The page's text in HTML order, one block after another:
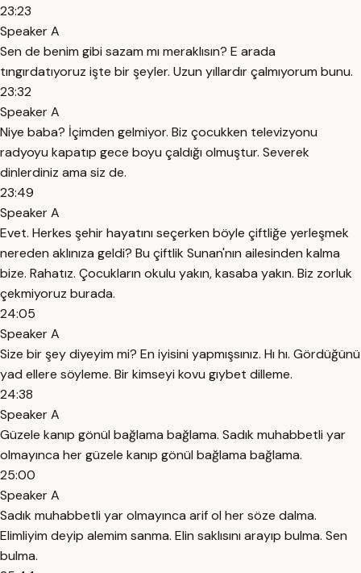
23:23
Speaker A
Sen de benim gibi sazam mı meraklısın? E arada
tıngırdatıyoruz işte bir şeyler. Uzun yıllardır çalmıyorum bunu.
23:32
Speaker A
Niye baba? İçimden gelmiyor. Biz çocukken televizyonu
radyoyu kapatıp gece boyu çaldığı olmuştur. Severek
dinlerdiniz ama siz de.
23:49
Speaker A
Evet. Herkes şehir hayatını seçerken böyle çiftliğe yerleşmek
nereden aklınıza geldi? Bu çiftlik Sunan'nın ailesinden kalma
bize. Rahatız. Çocukların okulu yakın, kasaba yakın. Biz zorluk
çekmiyoruz burada.
24:05
Speaker A
Size bir şey diyeyim mi? En iyisini yapmışsınız. Hı hı. Gördüğünü
yad ellere söyleme. Bir kimseyi kovu gıybet dilleme.
24:38
Speaker A
Güzele kanıp gönül bağlama bağlama. Sadık muhabbetli yar
olmayınca her güzele kanıp gönül bağlama bağlama.
25:00
Speaker A
Sadık muhabbetli yar olmayınca arif ol her söze dalma.
Elimliyim deyip alemim sanma. Elin saklısını arayıp bulma. Sen
bulma.